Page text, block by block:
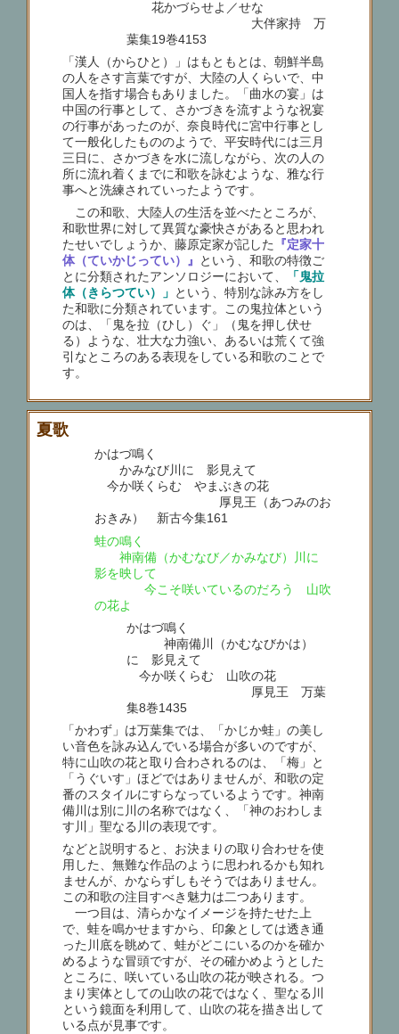
花かづらせよ／せな
大伴家持 万
葉集19巻4153
「漢人（からひと）」はもともとは、朝鮮半島
の人をさす言葉ですが、大陸の人くらいで、中
国人を指す場合もありました。「曲水の宴」は
中国の行事として、さかづきを流すような祝宴
の行事があったのが、奈良時代に宮中行事とし
て一般化したもののようで、平安時代には三月
三日に、さかづきを水に流しながら、次の人の
所に流れ着くまでに和歌を詠むような、雅な行
事へと洗練されていったようです。
この和歌、大陸人の生活を並べたところが、
和歌世界に対して異質な豪快さがあると思われ
たせいでしょうか、藤原定家が記した
『定家十
体（ていかじってい）』
という、和歌の特徴ご
とに分類されたアンソロジーにおいて、
「鬼拉
体（きらつてい）」 という、特別な詠み方をし
た和歌に分類されています。この鬼拉体という
のは、「鬼を拉（ひし）ぐ」（鬼を押し伏せ
る）ような、壮大な力強い、あるいは荒くて強
引なところのある表現をしている和歌のことで
す。
夏歌
かはづ鳴く
かみなび川に 影見えて
今か咲くらむ やまぶきの花
厚見王（あつみのお
おきみ） 新古今集161
蛙の鳴く
神南備（かむなび／かみなび）川に
影を映して
今こそ咲いているのだろう 山吹
の花よ
かはづ鳴く
神南備川（かむなびかは）
に 影見えて
今か咲くらむ 山吹の花
厚見王 万葉
集8巻1435
「かわず」は万葉集では、「かじか蛙」の美し
い音色を詠み込んでいる場合が多いのですが、
特に山吹の花と取り合わされるのは、「梅」と
「うぐいす」ほどではありませんが、和歌の定
番のスタイルにすらなっているようです。神南
備川は別に川の名称ではなく、「神のおわしま
す川」聖なる川の表現です。
などと説明すると、お決まりの取り合わせを使
用した、無難な作品のように思われるかも知れ
ませんが、かならずしもそうではありません。
この和歌の注目すべき魅力は二つあります。
一つ目は、清らかなイメージを持たせた上
で、蛙を鳴かせますから、印象としては透き通
った川底を眺めて、蛙がどこにいるのかを確か
めるような冒頭ですが、その確かめようとした
ところに、咲いている山吹の花が映される。つ
まり実体としての山吹の花ではなく、聖なる川
という鏡面を利用して、山吹の花を描き出して
いる点が見事です。